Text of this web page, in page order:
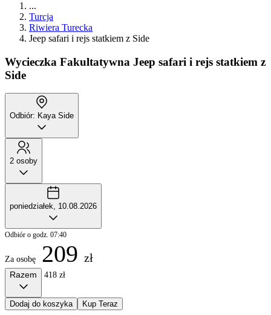
...
Turcja
Riwiera Turecka
Jeep safari i rejs statkiem z Side
Wycieczka Fakultatywna Jeep safari i rejs statkiem z
Side
Odbiór: Kaya Side
2 osoby
poniedziałek, 10.08.2026
Odbiór o godz. 07:40
Za osobę 209 zł
Razem 418 zł
Dodaj do koszyka Kup Teraz